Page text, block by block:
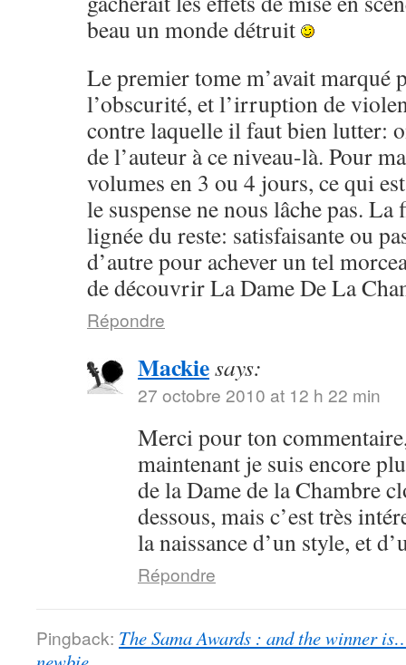
beau un monde détruit
Le premier tome m’avait marqué
l’obscurité, et l’irruption de
contre laquelle il faut bien lutter:
de l’auteur à ce niveau-là. Pour
volumes en 3 ou 4 jours, ce qui
le suspense ne nous lâche pas. La
lignée du reste: satisfaisante ou
d’autre pour achever un tel
de découvrir La Dame De La
Répondre
Mackiesays:
27 octobre 2010 at 12 h 22 min
Merci pour ton
maintenant je suis encore
de la Dame de la Chambre
dessous, mais c’est très
la naissance d’un style, et
Répondre
Pingback: The Sama Awards : and the winner